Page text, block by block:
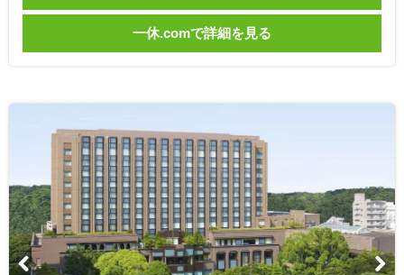
一休.comで詳細を見る